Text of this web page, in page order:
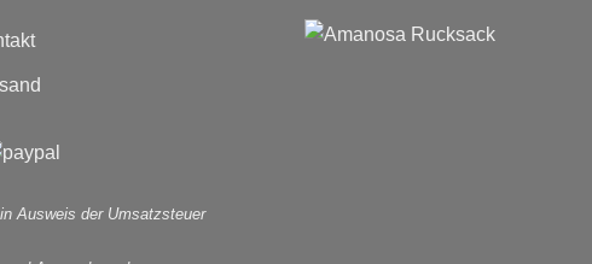
Ausweis der Umsatzsteuer